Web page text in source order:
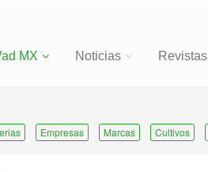
MX Noticias Revistas
Empresas Marcas Cultivos